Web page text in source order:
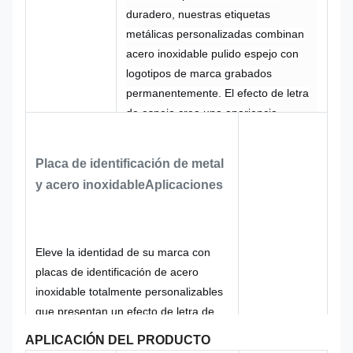
duradero, nuestras etiquetas
metálicas personalizadas combinan
acero inoxidable pulido espejo con
logotipos de marca grabados
permanentemente. El efecto de letra
de espejo crea una apariencia
su logotipo permanezca visible y táctil
incluso después de años de uso. La
excepcional a la corrosión, los
rayones y las temperaturas extremas,
lo que hace que estas placas de
identificación sean adecuadas para
adhesivo incluido permite una
Placa de identificación de metal
y acero inoxidableAplicaciones
Eleve la identidad de su marca con
placas de identificación de acero
inoxidable totalmente personalizables
que presentan un efecto de letra de
espejo distintivo. El logotipo en relieve
APLICACIÓN DEL PRODUCTO